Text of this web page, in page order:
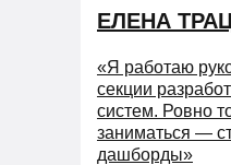
«Я работаю
секции
систем. Ровно
заниматься —
дашборды»
ЕЛЕНА